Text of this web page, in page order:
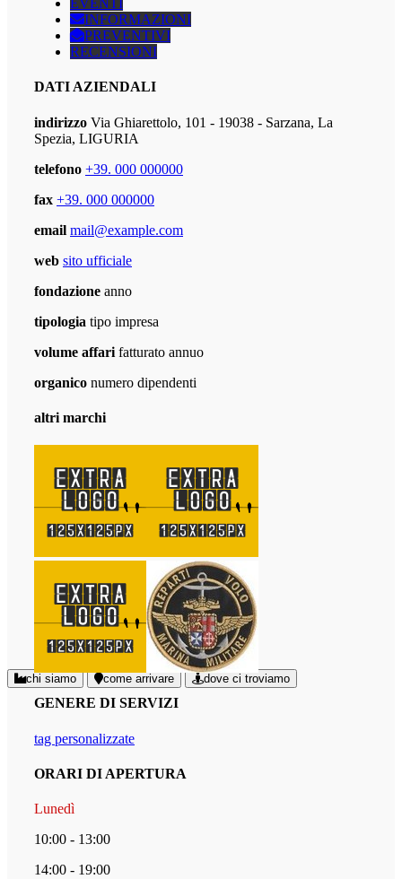
chi siamo come arrivare dove ci troviamo
EVENTI
INFORMAZIONI
PREVENTIVI
RECENSIONI
DATI AZIENDALI
indirizzo Via Ghiarettolo, 101 - 19038 - Sarzana, La
Spezia, LIGURIA
telefono +39. 000 000000
fax +39. 000 000000
email mail@example.com
web sito ufficiale
fondazione anno
tipologia tipo impresa
volume affari fatturato annuo
organico numero dipendenti
altri marchi
GENERE DI SERVIZI
tag personalizzate
ORARI DI APERTURA
Lunedì
10:00 - 13:00
14:00 - 19:00